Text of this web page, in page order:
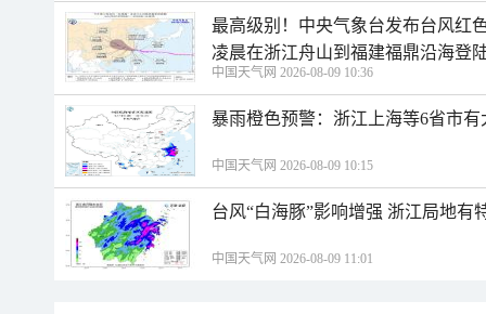
最高级别！中央气象台发布台风红
凌晨在浙江舟山到福建福鼎沿海登
中国天气网 2026-08-09 10:36
暴雨橙色预警：浙江上海等6省市
中国天气网 2026-08-09 10:15
台风“白海豚”影响增强 浙江局地有
中国天气网 2026-08-09 11:01